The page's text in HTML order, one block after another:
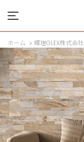
Menu
ホーム 蝶理GLEX株式会社